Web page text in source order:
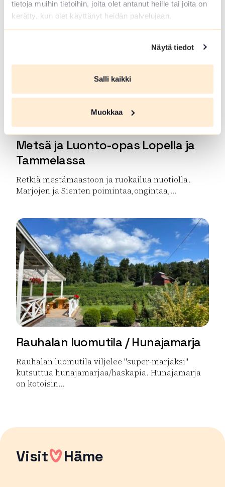
tietoja muihin tietoihin, joita olet antanut heille tai joita on
kerätty, kun olet käyttänyt heidän palvelujaan.
Näytä tiedot
Salli kaikki
Muokkaa
Lue lisää tuotteesta SFC Vantaan Talli leirintäalue
Metsä ja Luonto-opas Lopella ja
Tammelassa
Retkiä mestämaastoon ja ruokailua nuotiolla.
Marjojen ja Sienten poimintaa,ongintaa,...
Rauhalan luomutila / Hunajamarja
Rauhalan luomutila viljelee "super-marjaksi"
kutsuttua hunajamarjaa/haskapia. Hunajamarja
on kotoisin...
Visit Häme